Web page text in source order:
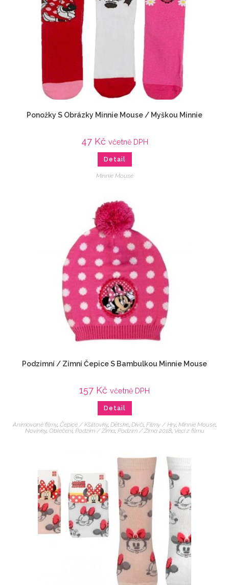
Ponožky S Obrázky Minnie Mouse / Myškou Minnie
47 Kč včetně DPH
Detail
Minnie Mouse
Podzimní / Zimní Čepice S Bambulkou Minnie Mouse
157 Kč včetně DPH
Detail
Animované filmy, Čepice / Kšiltovky, Dětské, Dívčí, Filmy / Hry, Minnie Mouse,
Novinky, Oblečení, Podzim / Zima, Podzim / Zima 2018, Veci z filmu